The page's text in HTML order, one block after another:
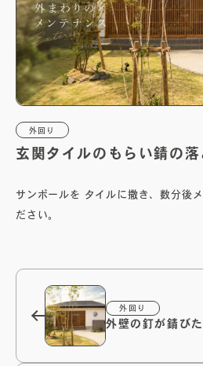
家づくりの想い
ハピネスホームの強み
施工事例
オーナーズボイス
ブログ
メンテナンスコラム
外回り
玄関タイルのもらい錆の落
サンポールを タイルに撒き、数分後
ださい。
外回り
外壁の釘が錆びた